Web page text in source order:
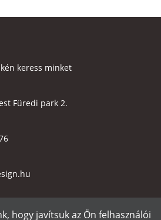
keress minket
Füredi park 2.
hogy javítsuk az Ön felhasználói